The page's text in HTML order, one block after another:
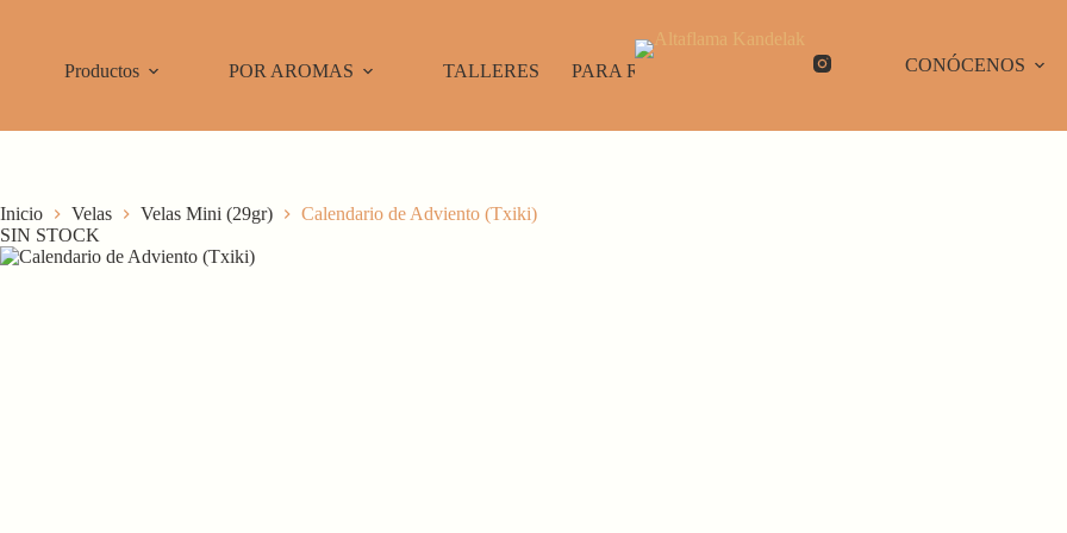
Productos
POR AROMAS TALLERES PARA REGALAR CONÓCENOS
Inicio Velas Velas Mini (29gr)
Calendario de Adviento (Txiki)
SIN STOCK